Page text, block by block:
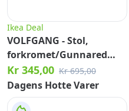
Ikea Deal
VOLFGANG - Stol,
forkromet/Gunnared
mellemgrå
Kr 345,00 Kr 695,00
Dagens Hotte Varer